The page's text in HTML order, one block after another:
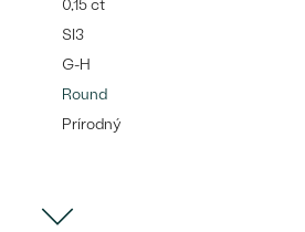
kolekcia
PREZRIEŤ
0,15 ct
SI3
G-H
Round
Prírodný